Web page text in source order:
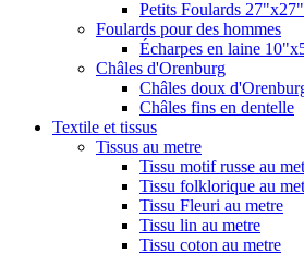
Petits Foulards
Foulards pour des hommes
Écharpes en laine
Châles d'Orenburg
Châles doux
Châles fins en dentelle
Textile et tissus
Tissus au metre
Tissu motif russe au
Tissu folklorique au
Tissu Fleuri au metre
Tissu lin au metre
Tissu coton au metre